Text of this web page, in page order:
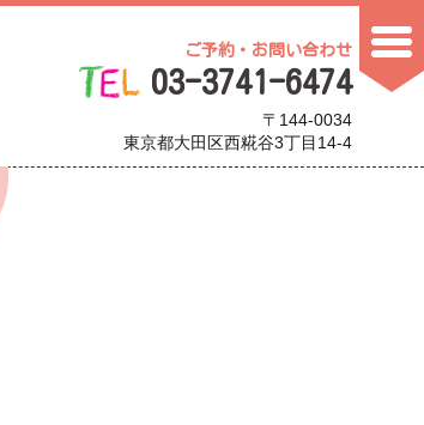
ご予約・お問い合わせ
03-3741-6474
〒144-0034
東京都大田区西糀谷3丁目14-4